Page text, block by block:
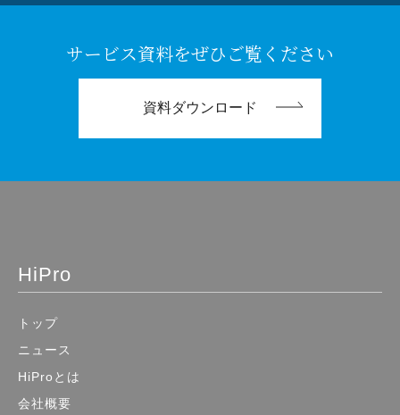
サービス資料をぜひご覧ください
資料ダウンロード
HiPro
トップ
ニュース
HiProとは
会社概要